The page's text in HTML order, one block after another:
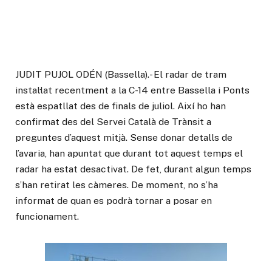
JUDIT PUJOL ODÉN (Bassella).- El radar de tram
instal·lat recentment a la C-14 entre Bassella i Ponts
està espatllat des de finals de juliol. Així ho han
confirmat des del Servei Català de Trànsit a
preguntes d’aquest mitjà. Sense donar detalls de
l’avaria, han apuntat que durant tot aquest temps el
radar ha estat desactivat. De fet, durant algun temps
s’han retirat les càmeres. De moment, no s’ha
informat de quan es podrà tornar a posar en
funcionament.